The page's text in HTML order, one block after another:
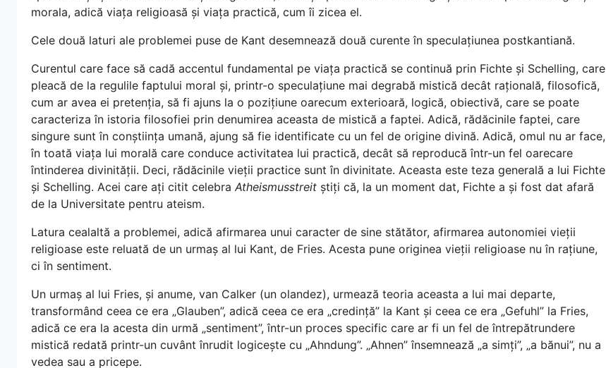
morala, adică viața religioasă și viața practică, cum îi zicea el.
Cele două laturi ale problemei puse de Kant desemnează două curente în speculațiunea postkantiană.
Curentul care face să cadă accentul fundamental pe viața practică se continuă prin Fichte și Schelling, care
pleacă de la regulile faptului moral și, printr-o speculațiune mai degrabă mistică decât rațională, filosofică,
cum ar avea ei pretenția, să fi ajuns la o pozițiune oarecum exterioară, logică, obiectivă, care se poate
caracteriza în istoria filosofiei prin denumirea aceasta de mistică a faptei. Adică, rădăcinile faptei, care
singure sunt în conștiința umană, ajung să fie identificate cu un fel de origine divină. Adică, omul nu ar face,
în toată viața lui morală care conduce activitatea lui practică, decât să reproducă într-un fel oarecare
întinderea divinității. Deci, rădăcinile vieții practice sunt în divinitate. Aceasta este teza generală a lui Fichte
și Schelling. Acei care ați citit celebra Atheismusstreit știți că, la un moment dat, Fichte a și fost dat afară
de la Universitate pentru ateism.
Latura cealaltă a problemei, adică afirmarea unui caracter de sine stătător, afirmarea autonomiei vieții
religioase este reluată de un urmaș al lui Kant, de Fries. Acesta pune originea vieții religioase nu în rațiune,
ci în sentiment.
Un urmaș al lui Fries, și anume, van Calker (un olandez), urmează teoria aceasta a lui mai departe,
transformând ceea ce era „Glauben”, adică ceea ce era „credință” la Kant și ceea ce era „Gefuhl” la Fries,
adică ce era la acesta din urmă „sentiment”, într-un proces specific care ar fi un fel de întrepătrundere
mistică redată printr-un cuvânt înrudit logicește cu „Ahndung”. „Ahnen” însemnează „a simți”, „a bănui”, nu a
vedea sau a pricepe.